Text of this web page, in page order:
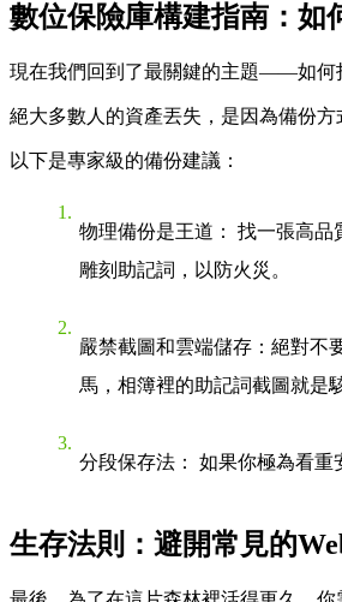
數位保險庫構建指南：如
現在我們回到了最關鍵的主題——如何
絕大多數人的資產丟失，是因為備份方
以下是專家級的備份建議：
物理備份是王道 ： 找一張高
雕刻助記詞，以防火災。
嚴禁截圖和雲端儲存 ： 絕對不
馬，相簿裡的助記詞截圖就是
分段保存法 ： 如果你極為看
生存法則：避開常見的